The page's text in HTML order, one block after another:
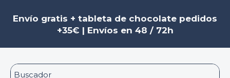
Envío gratis + tableta de chocolate pedidos
+35€ | Envíos en 48 / 72h